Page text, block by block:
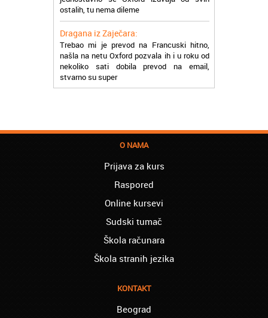
Dragana iz Zaječara:
Trebao mi je prevod na Francuski hitno,
našla na netu Oxford pozvala ih i u roku od
nekoliko sati dobila prevod na email,
stvarno su super
Petar iz Paraćina:
Natasa iz Kraljeva:
lakoćom sam savladala tromesečni kurs
knjigovodstva. Sve pohvale!
Dragan iz Čačka:
Retko gde može da se nađe prava
profesionalnost u našoj zemlji i naravno
Mica iz Smedereva:
Moja ćerka je završila vanredno medicinsku
Mogu samo da Vam poželim sve najbolje i
O NAMA
Prijava za kurs
Raspored
Online kursevi
Sudski tumač
Škola računara
Škola stranih jezika
KONTAKT
Beograd